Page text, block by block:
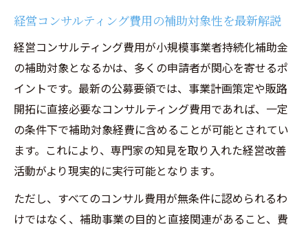
経営コンサルティング費用の補助対象性を最新解説
経営コンサルティング費用が小規模事業者持続化補助金
の補助対象となるかは、多くの申請者が関心を寄せるポ
イントです。最新の公募要領では、事業計画策定や販路
開拓に直接必要なコンサルティング費用であれば、一定
の条件下で補助対象経費に含めることが可能とされてい
ます。これにより、専門家の知見を取り入れた経営改善
活動がより現実的に実行可能となります。
ただし、すべてのコンサル費用が無条件に認められるわ
けではなく、補助事業の目的と直接関連があること、費